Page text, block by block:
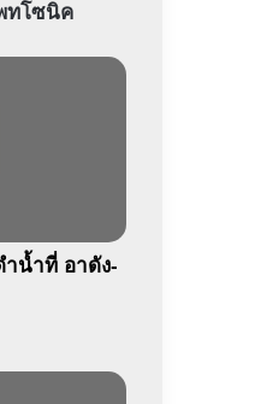
ทโซนิค
ำน้ำที่ อาดัง-